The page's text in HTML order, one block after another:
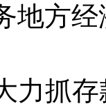
地方
力抓存